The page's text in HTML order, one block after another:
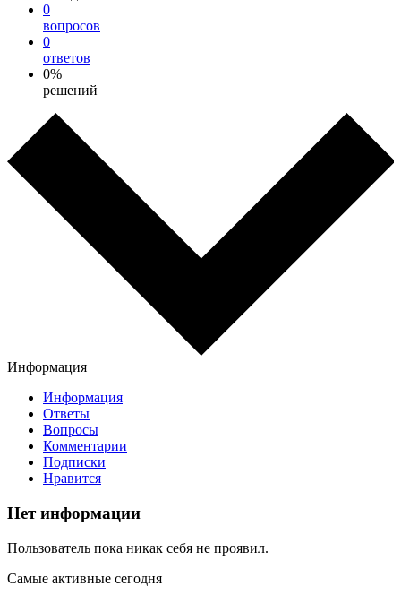
0
вопросов
0
ответов
0%
решений
Информация
Информация
Ответы
Вопросы
Комментарии
Подписки
Нравится
Нет информации
Пользователь пока никак себя не проявил.
Самые активные сегодня